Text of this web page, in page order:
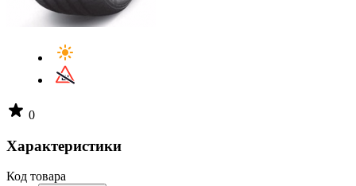
0
Характеристики
Код товара